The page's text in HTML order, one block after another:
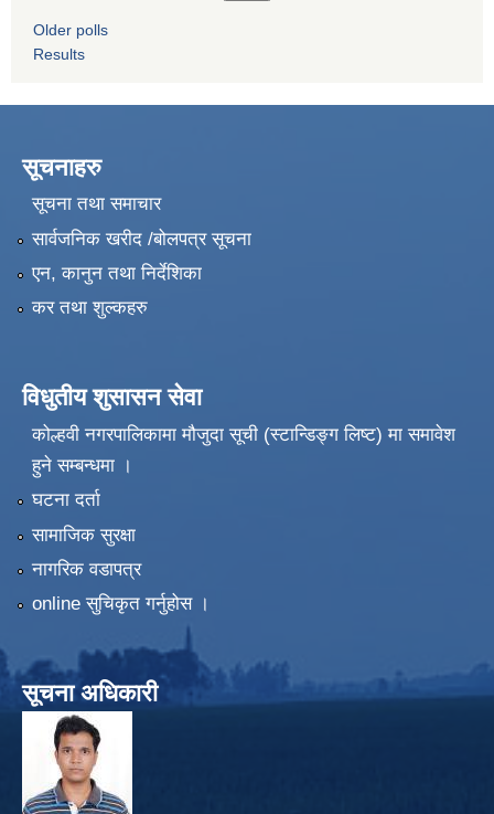
Older polls
Results
सूचनाहरु
सूचना तथा समाचार
सार्वजनिक खरीद /बोलपत्र सूचना
एन, कानुन तथा निर्देशिका
कर तथा शुल्कहरु
विधुतीय शुसासन सेवा
कोल्हवी नगरपालिकामा मौजुदा सूची (स्टान्डिङ्ग लिष्ट) मा समावेश
हुने सम्बन्धमा ।
घटना दर्ता
सामाजिक सुरक्षा
नागरिक वडापत्र
online सुचिकृत गर्नुहोस ।
सूचना अधिकारी